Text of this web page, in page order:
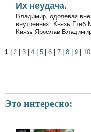
Их неудача.
Владимир, одолевая
внутренних. Князь Глеб
Князь Ярослав
1
2 3 4 5 6 7 8 9 10
Это интересно: